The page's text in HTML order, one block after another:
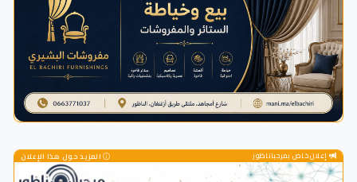
إعلان خاص بمرحباناظور المزيد حول هذا الإعلان